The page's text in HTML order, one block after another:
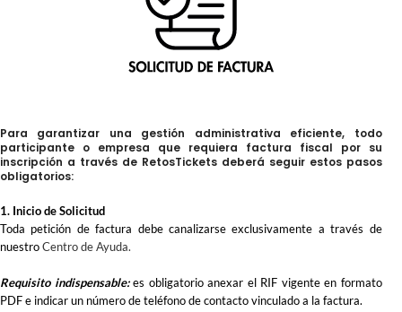
Para garantizar una gestión administrativa eficiente, todo
participante o empresa que requiera factura fiscal por su
inscripción a través de RetosTickets deberá seguir estos pasos
obligatorios:
1. Inicio de Solicitud
Toda petición de factura debe canalizarse exclusivamente a través de
nuestroCentro de Ayuda.
Requisito indispensable:es obligatorio anexar el RIF vigente en formato
PDF e indicar un número de teléfono de contacto vinculado a la factura.